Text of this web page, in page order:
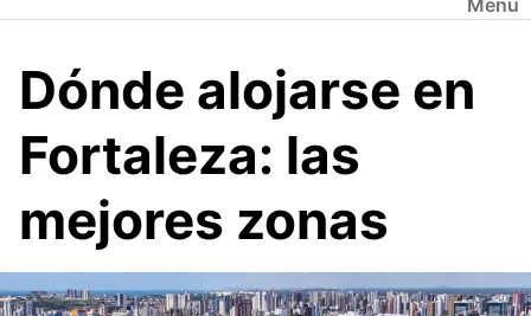
Menu
Dónde alojarse en
Fortaleza: las
mejores zonas